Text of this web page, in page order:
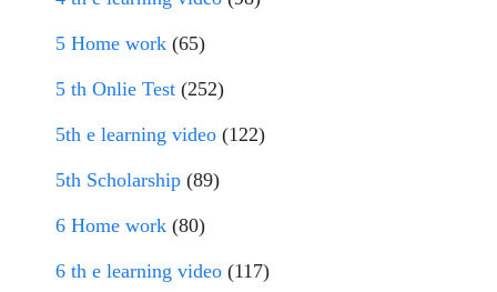
5 Home work (65)
5 th Onlie Test (252)
5th e learning video (122)
5th Scholarship (89)
6 Home work (80)
6 th e learning video (117)